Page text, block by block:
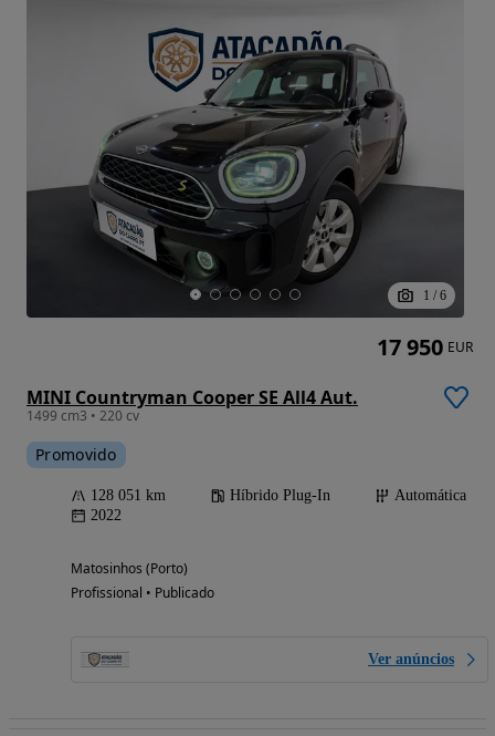
1 / 6
MINI Countryman Cooper SE All4 Aut.
1499 cm3 • 220 cv
Promovido
128 051 km Híbrido Plug-In
Automática
2022
Matosinhos (Porto)
Profissional • Publicado
Ver anúncios
17 950 EUR